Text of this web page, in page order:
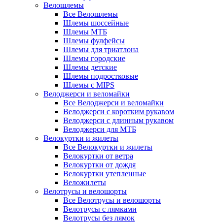
Велошлемы
Все Велошлемы
Шлемы шоссейные
Шлемы МТБ
Шлемы фулфейсы
Шлемы для триатлона
Шлемы городские
Шлемы детские
Шлемы подростковые
Шлемы с MIPS
Велоджерси и веломайки
Все Велоджерси и веломайки
Велоджерси с коротким рукавом
Велоджерси с длинным рукавом
Велоджерси для МТБ
Велокуртки и жилеты
Все Велокуртки и жилеты
Велокуртки от ветра
Велокуртки от дождя
Велокуртки утепленные
Веложилеты
Велотрусы и велошорты
Все Велотрусы и велошорты
Велотрусы с лямками
Велотрусы без лямок